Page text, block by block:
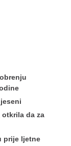
da za
prije ljetne